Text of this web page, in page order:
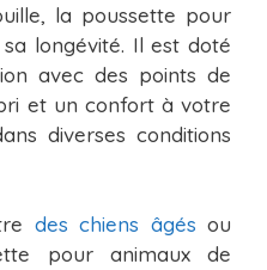
la poussette pour
longévité. Il est doté
avec des points de
et un confort à votre
diverses conditions
des chiens âgés ou
pour animaux de